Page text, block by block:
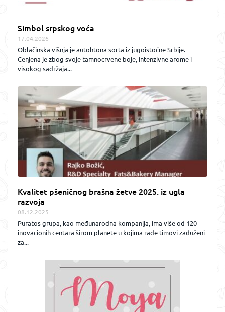
Simbol srpskog voća
17.04.2026
Oblačinska višnja je autohtona sorta iz jugoistočne Srbije.
Cenjena je zbog svoje tamnocrvene boje, intenzivne arome i
visokog sadržaja...
Kvalitet pšeničnog brašna žetve 2025. iz ugla
razvoja
08.12.2025
Puratos grupa, kao međunarodna kompanija, ima više od 120
inovacionih centara širom planete u kojima rade timovi zaduženi
za...